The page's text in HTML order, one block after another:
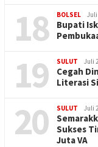
18 BOLSEL Juli
Bupati
19 SULUT Juli
Cegah
Literasi
20 SULUT Juli
Sukses
Juta VA